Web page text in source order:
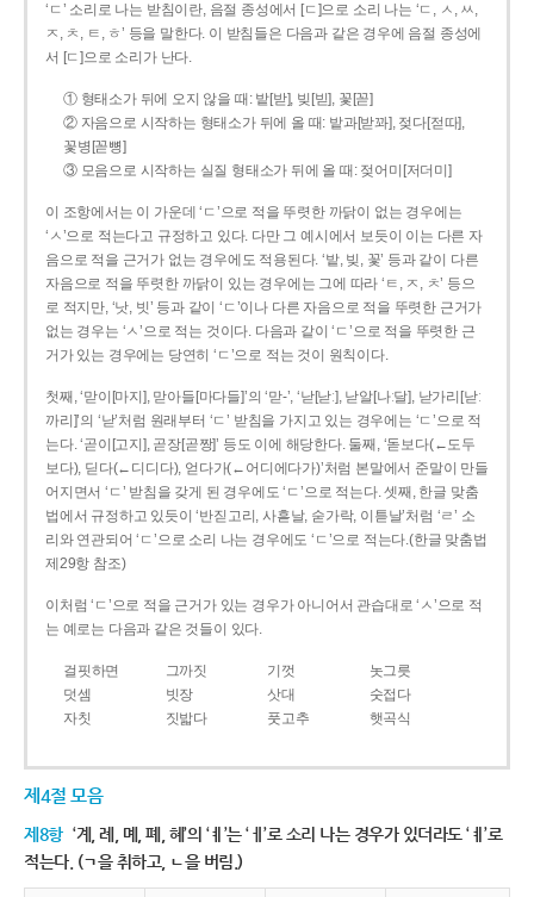
‘ㄷ’ 소리로 나는 받침이란, 음절 종성에서 [ㄷ]으로 소리 나는 ‘ㄷ, ㅅ, ㅆ,
ㅈ, ㅊ, ㅌ, ㅎ’ 등을 말한다. 이 받침들은 다음과 같은 경우에 음절 종성에
서 [ㄷ]으로 소리가 난다.
① 형태소가 뒤에 오지 않을 때: 밭[받], 빚[빋], 꽃[꼳]
② 자음으로 시작하는 형태소가 뒤에 올 때: 밭과[받꽈], 젖다[젇따],
꽃병[꼳뼝]
③ 모음으로 시작하는 실질 형태소가 뒤에 올 때: 젖어미[저더미]
이 조항에서는 이 가운데 ‘ㄷ’으로 적을 뚜렷한 까닭이 없는 경우에는
‘ㅅ’으로 적는다고 규정하고 있다. 다만 그 예시에서 보듯이 이는 다른 자
음으로 적을 근거가 없는 경우에도 적용된다. ‘밭, 빚, 꽃’ 등과 같이 다른
자음으로 적을 뚜렷한 까닭이 있는 경우에는 그에 따라 ‘ㅌ, ㅈ, ㅊ’ 등으
로 적지만, ‘낫, 빗’ 등과 같이 ‘ㄷ’이나 다른 자음으로 적을 뚜렷한 근거가
없는 경우는 ‘ㅅ’으로 적는 것이다. 다음과 같이 ‘ㄷ’으로 적을 뚜렷한 근
거가 있는 경우에는 당연히 ‘ㄷ’으로 적는 것이 원칙이다.
첫째, ‘맏이[마지], 맏아들[마다들]’의 ‘맏-’, ‘낟[낟ː], 낟알[나ː달], 낟가리[낟ː
까리]’의 ‘낟’처럼 원래부터 ‘ㄷ’ 받침을 가지고 있는 경우에는 ‘ㄷ’으로 적
는다. ‘곧이[고지], 곧장[곧짱]’ 등도 이에 해당한다. 둘째, ‘돋보다(←도두
보다), 딛다(←디디다), 얻다가(←어디에다가)’처럼 본말에서 준말이 만들
어지면서 ‘ㄷ’ 받침을 갖게 된 경우에도 ‘ㄷ’으로 적는다. 셋째, 한글 맞춤
법에서 규정하고 있듯이 ‘반짇고리, 사흗날, 숟가락, 이튿날’처럼 ‘ㄹ’ 소
리와 연관되어 ‘ㄷ’으로 소리 나는 경우에도 ‘ㄷ’으로 적는다.(한글 맞춤법
제29항 참조)
이처럼 ‘ㄷ’으로 적을 근거가 있는 경우가 아니어서 관습대로 ‘ㅅ’으로 적
는 예로는 다음과 같은 것들이 있다.
걸핏하면 그까짓 기껏
놋그릇
덧셈
빗장 삿대
숫접다
자칫
짓밟다 풋고추 햇곡식
제4절 모음
제8항 ‘계, 례, 몌, 폐, 혜’의 ‘ㅖ’는 ‘ㅔ’로 소리 나는 경우가 있더라도 ‘ㅖ’로
적는다. (ㄱ을 취하고, ㄴ을 버림.)